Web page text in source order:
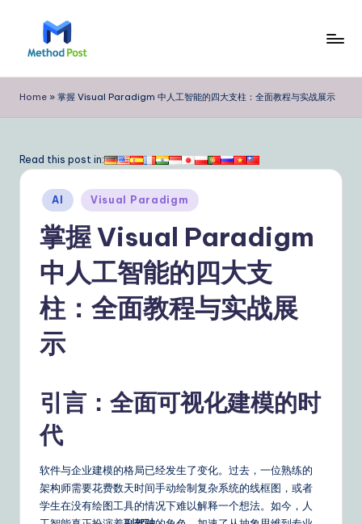
e
t
o
P
Si
fi
d
Home » 掌握 Visual Paradigm 中人工智能的四大支柱：全面教程与实战展示
Read this post in:
Posted
in
AI Visual Paradigm
掌握 Visual Paradigm
中人工智能的四大支
柱：全面教程与实战展
示
引言：全面可视化建模的时
代
软件与企业建模的格局已经发生了变化。过去，一位熟练的
架构师需要花费数天时间手动绘制复杂系统的线框图，或者
学生在没有绘图工具的情况下难以解释一个想法。如今，人